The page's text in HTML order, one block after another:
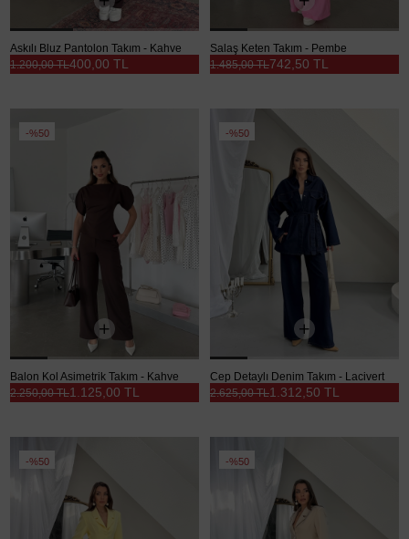
Askılı Bluz Pantolon Takım - Kahve
400,00 TL
1.200,00 TL
Salaş Keten Takım - Pembe
742,50 TL
1.485,00 TL
%50
Balon Kol Asimetrik Takım - Kahve
1.125,00 TL
2.250,00 TL
%50
Cep Detaylı Denim Takım - Lacivert
1.312,50 TL
2.625,00 TL
%50 %50